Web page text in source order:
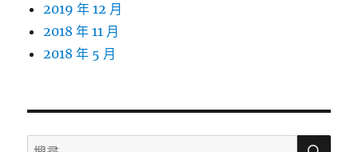
2019 年 12 月
2018 年 11 月
2018 年 5 月
搜
搜